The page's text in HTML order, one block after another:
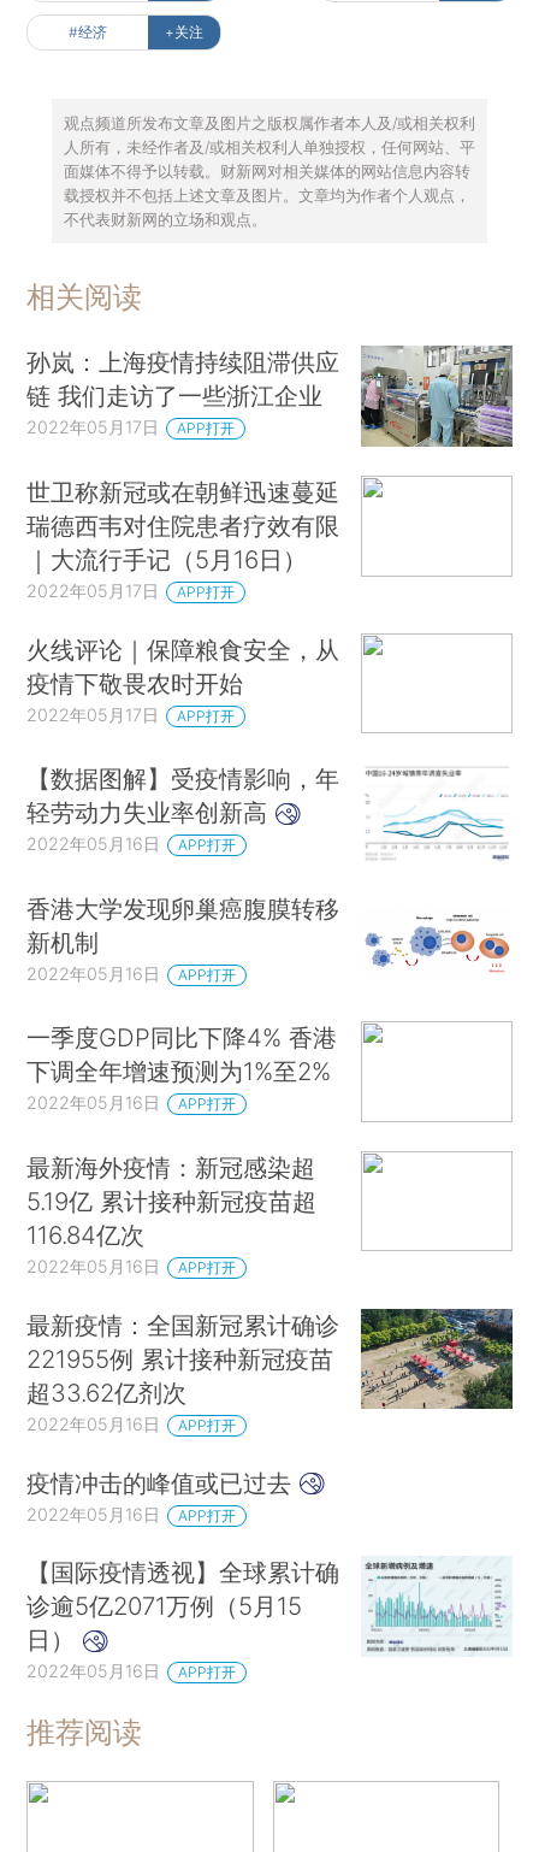
#经济 +关注
观点频道所发布文章及图片之版权属作者本人及/或相关权利
人所有，未经作者及/或相关权利人单独授权，任何网站、平
面媒体不得予以转载。财新网对相关媒体的网站信息内容转
载授权并不包括上述文章及图片。文章均为作者个人观点，
不代表财新网的立场和观点。
相关阅读
孙岚：上海疫情持续阻滞供应
链 我们走访了一些浙江企业
2022年05月17日 APP打开
世卫称新冠或在朝鲜迅速蔓延
瑞德西韦对住院患者疗效有限
｜大流行手记（5月16日）
2022年05月17日 APP打开
火线评论｜保障粮食安全，从
疫情下敬畏农时开始
2022年05月17日 APP打开
【数据图解】受疫情影响，年
轻劳动力失业率创新高
2022年05月16日 APP打开
香港大学发现卵巢癌腹膜转移
新机制
2022年05月16日 APP打开
一季度GDP同比下降4% 香港
下调全年增速预测为1%至2%
2022年05月16日 APP打开
最新海外疫情：新冠感染超
5.19亿 累计接种新冠疫苗超
116.84亿次
2022年05月16日 APP打开
最新疫情：全国新冠累计确诊
221955例 累计接种新冠疫苗
超33.62亿剂次
2022年05月16日 APP打开
疫情冲击的峰值或已过去
2022年05月16日 APP打开
【国际疫情透视】全球累计确
诊逾5亿2071万例（5月15
日）
2022年05月16日 APP打开
推荐阅读